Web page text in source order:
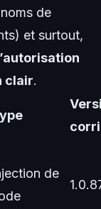
de
et surtout,
clair.
de